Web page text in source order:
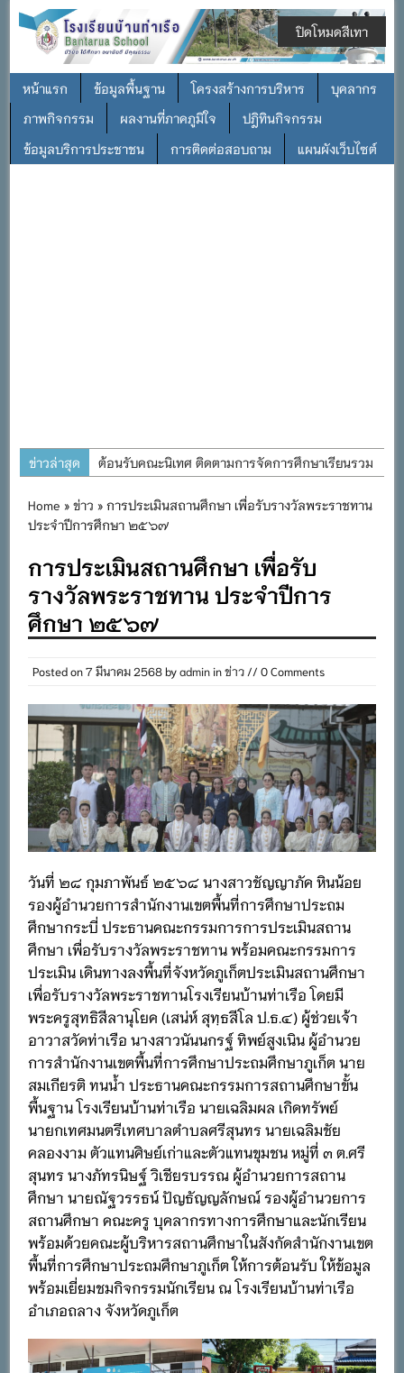
หน้าแรก ข้อมูลพื้นฐาน โครงสร้างการบริหาร
บุคลากร
ภาพกิจกรรม
ผลงานที่ภาคภูมิใจ
ปฎิทินกิจกรรม
ข้อมูลบริการประชาชน
การติดต่อสอบถาม แผนผังเว็บไซต์
ข่าวล่าสุด
ต้อนรับคณะนิเทศ ติดตามการจัดการศึกษาเรียนรวม
การอบรมการจัดทำแผนพัฒนาการจัดการศึกษาและ
สำนักงานเขตพื้นที่การศึกษาประถมศึกษาภูเก็ต
พิธีถวายเครื่องราชสักการะ วางพานพุ่ม และจุด
เทียนถวายพระพรชัยมงคล เนื่องในโอกาสวันเฉลิม
พระชนมพรรษา พระบาทสมเด็จพระเจ้าอยู่หัว ๒๘
กรกฎาคม ๒๕๖๙
เนื่องในวันอาสาฬหบูชาและวันเข้าพรรษา
กิจกรรม SAFETY FOR KIDS เสริมสร้างวินัยและ
ความปลอดภัยในการใช้รถใช้ถนน
Home »ข่าว » การประเมินสถานศึกษา เพื่อรับรางวัลพระราชทาน
ประจำปีการศึกษา ๒๕๖๗
การประเมินสถานศึกษา เพื่อรับ
รางวัลพระราชทาน ประจำปีการ
ศึกษา ๒๕๖๗
Posted on7 มีนาคม 2568byadmininข่าว // 0 Comments
วันที่ ๒๘ กุมภาพันธ์ ๒๕๖๘ นางสาวชัญญาภัค หินน้อย
รองผู้อำนวยการสำนักงานเขตพื้นที่การศึกษาประถม
ศึกษากระบี่ ประธานคณะกรรมการการประเมินสถาน
ศึกษา เพื่อรับรางวัลพระราชทาน พร้อมคณะกรรมการ
ประเมิน เดินทางลงพื้นที่จังหวัดภูเก็ตประเมินสถานศึกษา
เพื่อรับรางวัลพระราชทานโรงเรียนบ้านท่าเรือ โดยมี
พระครูสุทธิสีลานุโยค (เสน่ห์ สุทฺธสีโล ป.ธ.๔) ผู้ช่วยเจ้า
อาวาสวัดท่าเรือ นางสาวนันนกรฐ์ ทิพย์สูงเนิน ผู้อำนวย
การสำนักงานเขตพื้นที่การศึกษาประถมศึกษาภูเก็ต นาย
สมเกียรติ ทนน้ำ ประธานคณะกรรมการสถานศึกษาขั้น
พื้นฐาน โรงเรียนบ้านท่าเรือ นายเฉลิมผล เกิดทรัพย์
นายกเทศมนตรีเทศบาลตำบลศรีสุนทร นายเฉลิมชัย
คลองงาม ตัวแทนศิษย์เก่าและตัวแทนขุมชน หมู่ที่ ๓ ต.ศรี
สุนทร นางภัทรนิษฐ์ วิเชียรบรรณ ผู้อำนวยการสถาน
ศึกษา นายณัฐวรรธน์ ปัญธัญญลักษณ์ รองผู้อำนวยการ
สถานศึกษา คณะครู บุคลากรทางการศึกษาและนักเรียน
พร้อมด้วยคณะผู้บริหารสถานศึกษาในสังกัดสำนักงานเขต
พื้นที่การศึกษาประถมศึกษาภูเก็ต ให้การต้อนรับ ให้ข้อมูล
พร้อมเยี่ยมชมกิจกรรมนักเรียน ณ โรงเรียนบ้านท่าเรือ
อำเภอถลาง จังหวัดภูเก็ต
ปิดโหมดสีเทา